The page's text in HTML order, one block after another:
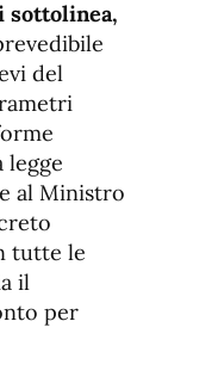
sottolinea,
del
legge
al Ministro
tutte le
il
per